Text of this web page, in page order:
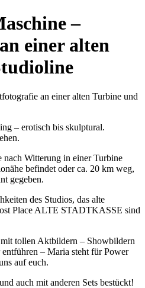
–
einer alten
– erotisch bis skulptural.
Witterung in einer Turbine
befindet oder ca. 20 km weg,
gegeben.
des Studios, das alte
Place ALTE STADTKASSE sind
tollen Aktbildern – Showbildern
– Maria steht für Power
auf euch.
auch mit anderen Sets bestückt!